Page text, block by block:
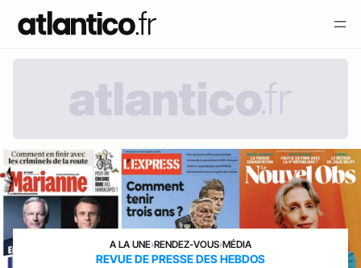
A LA UNE›RENDEZ-VOUS›MÉDIA
REVUE DE PRESSE DES HEBDOS